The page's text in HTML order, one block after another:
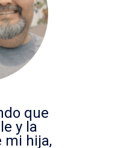
que
y la
mi hija,